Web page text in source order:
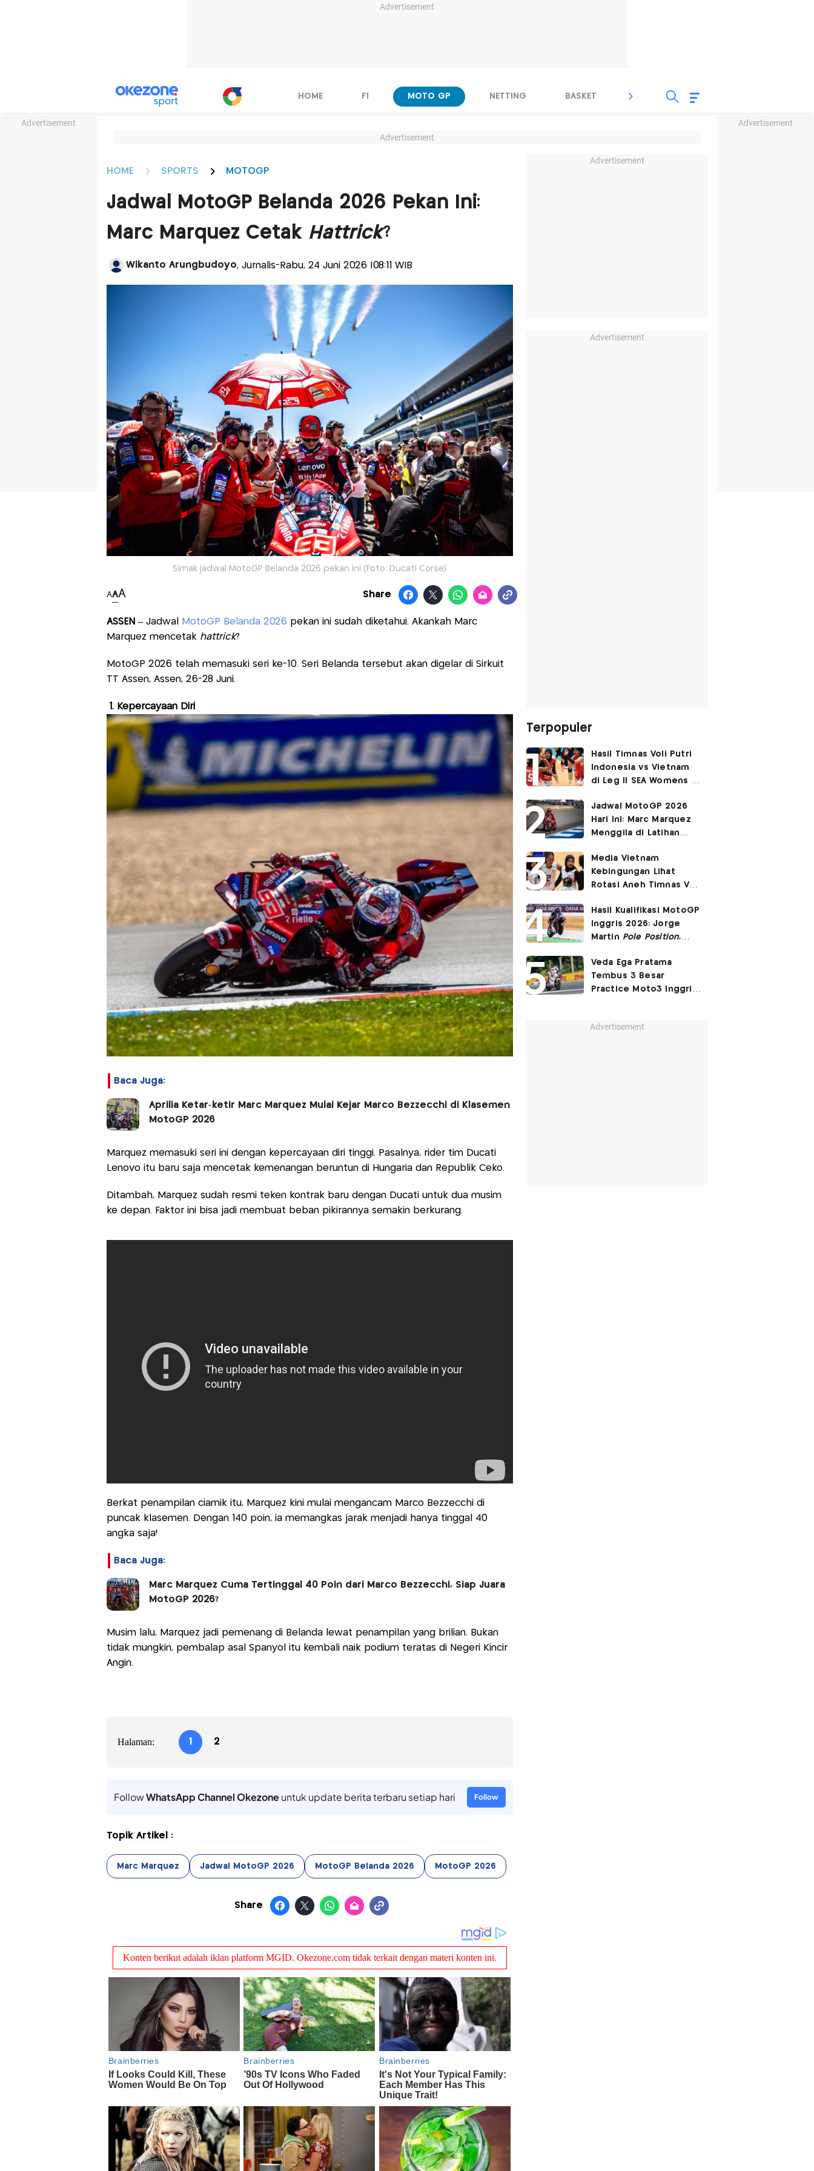
Advertisement
Advertisement Advertisement
HOME F1 MOTO GP NETTING BASKET SPORT LAIN
Advertisement
HOME SPORTS MOTOGP
Jadwal MotoGP Belanda 2026 Pekan Ini:
Marc Marquez Cetak Hattrick?
Wikanto Arungbudoyo, Jurnalis-Rabu, 24 Juni 2026 |08:11 WIB
Simak jadwal MotoGP Belanda 2026 pekan ini (Foto: Ducati Corse)
AAA Share
ASSEN – Jadwal MotoGP Belanda 2026 pekan ini sudah diketahui. Akankah Marc
Marquez mencetak hattrick?
MotoGP 2026 telah memasuki seri ke-10. Seri Belanda tersebut akan digelar di Sirkuit
TT Assen, Assen, 26-28 Juni.
1. Kepercayaan Diri
Baca Juga:
Aprilia Ketar-ketir Marc Marquez Mulai Kejar Marco Bezzecchi di Klasemen
MotoGP 2026
Marquez memasuki seri ini dengan kepercayaan diri tinggi. Pasalnya, rider tim Ducati
Lenovo itu baru saja mencetak kemenangan beruntun di Hungaria dan Republik Ceko.
Ditambah, Marquez sudah resmi teken kontrak baru dengan Ducati untuk dua musim
ke depan. Faktor ini bisa jadi membuat beban pikirannya semakin berkurang.
Berkat penampilan ciamik itu, Marquez kini mulai mengancam Marco Bezzecchi di
puncak klasemen. Dengan 140 poin, ia memangkas jarak menjadi hanya tinggal 40
angka saja!
Baca Juga:
Marc Marquez Cuma Tertinggal 40 Poin dari Marco Bezzecchi, Siap Juara
MotoGP 2026?
Musim lalu, Marquez jadi pemenang di Belanda lewat penampilan yang brilian. Bukan
tidak mungkin, pembalap asal Spanyol itu kembali naik podium teratas di Negeri Kincir
Angin.
Halaman: 1 2
FollowWhatsApp Channel Okezoneuntuk update berita terbaru setiap hari Follow
Topik Artikel :
Marc Marquez Jadwal MotoGP 2026 MotoGP Belanda 2026 MotoGP 2026
Share
Advertisement
Advertisement
Terpopuler
Hasil Timnas Voli Putri
Indonesia vs Vietnam
di Leg II SEA Womens V
Garuda Pertiwi Menang
3-2
Jadwal MotoGP 2026
Hari Ini: Marc Marquez
Menggila di Latihan
Media Vietnam
Kebingungan Lihat
Rotasi Aneh Timnas Voli
SEA Womens V Cup
2026
Hasil Kualifikasi MotoGP
Inggris 2026: Jorge
Martin Pole Position,
Posisi 6!
Veda Ega Pratama
Tembus 3 Besar
Practice Moto3 Inggris
Advertisement